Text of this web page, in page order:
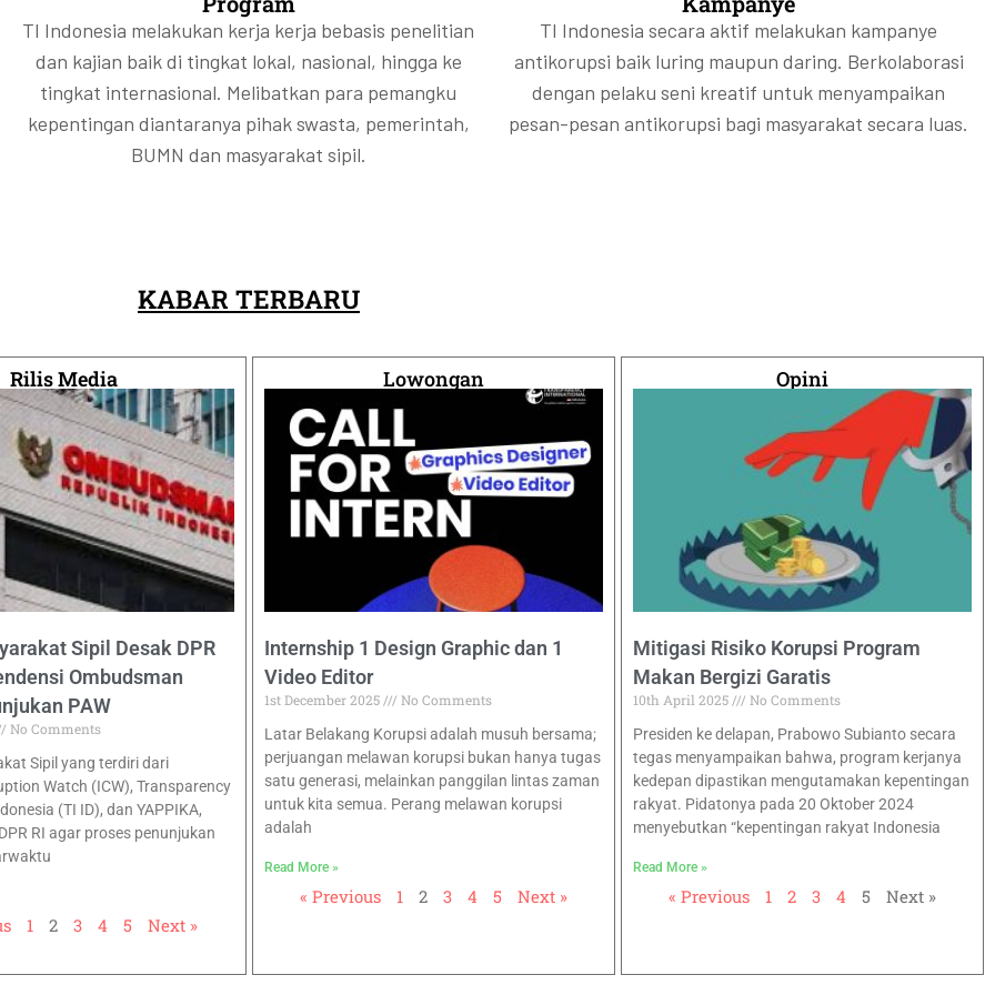
ini belum cukup untuk menjawab
akhir di balik saham emiten?
peningkatan korupsi akibat
ini belum cukup untuk menjawab
akhir di balik saham emiten?
peningkatan korupsi akibat
ini belum cukup untuk menjawab
akhir di balik saham emiten?
peningkatan korupsi akibat
TI Indonesia melakukan kerja kerja bebasis penelitian
dan kajian baik di tingkat lokal, nasional, hingga ke
tingkat internasional. Melibatkan para pemangku
kepentingan diantaranya pihak swasta, pemerintah,
BUMN dan masyarakat sipil.
TI Indonesia secara aktif melakukan kampanye
antikorupsi baik luring maupun daring. Berkolaborasi
dengan pelaku seni kreatif untuk menyampaikan
pesan-pesan antikorupsi bagi masyarakat secara luas.
KABAR TERBARU
Rilis Media
Sipil Desak DPR
Ombudsman
PAW
No Comments
Sipil yang terdiri dari
Watch (ICW), Transparency
(TI ID), dan YAPPIKA,
RI agar proses penunjukan
1 2 3 4 5 Next »
Lowongan
Internship 1 Design Graphic dan 1
Video Editor
1st December 2025
No Comments
Latar Belakang Korupsi adalah musuh bersama;
perjuangan melawan korupsi bukan hanya tugas
satu generasi, melainkan panggilan lintas zaman
untuk kita semua. Perang melawan korupsi
adalah
Read More »
« Previous 1 2 3 4 5 Next »
Opini
Mitigasi Risiko Korupsi Program
Makan Bergizi Garatis
10th April 2025
No Comments
Presiden ke delapan, Prabowo Subianto secara
tegas menyampaikan bahwa, program kerjanya
kedepan dipastikan mengutamakan kepentingan
rakyat. Pidatonya pada 20 Oktober 2024
menyebutkan “kepentingan rakyat Indonesia
Read More »
« Previous 1 2 3 4 5 Next »